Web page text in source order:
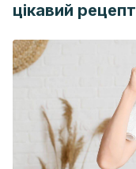
цікавий рецепт